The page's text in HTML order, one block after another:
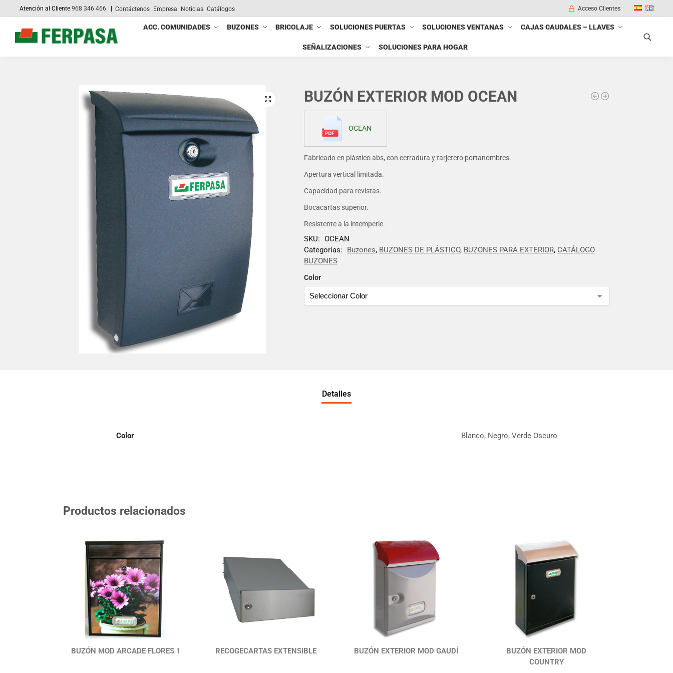
Atención al Cliente968 346 466 Contáctenos Empresa Noticias Catálogos Acceso Clientes
ACC. COMUNIDADES BUZONES BRICOLAJE SOLUCIONES PUERTAS SOLUCIONES VENTANAS CAJAS CAUDALES – LLAVES
SEÑALIZACIONES SOLUCIONES PARA HOGAR
Search
BUZÓN EXTERIOR MOD OCEAN
Color
SKU: OCEAN
Categorías:
Buzones, BUZONES DE PLÁSTICO, BUZONES PARA EXTERIOR, CATÁLOGO
BUZONES
OCEAN
Fabricado en plástico abs, con cerradura y tarjetero portanombres.
Apertura vertical limitada.
Capacidad para revistas.
Bocacartas superior.
Resistente a la intemperie.
Detalles
Color Blanco, Negro, Verde Oscuro
Productos relacionados
BUZÓN MOD ARCADE FLORES 1 RECOGECARTAS EXTENSIBLE BUZÓN EXTERIOR MOD GAUDÍ
BUZÓN EXTERIOR MOD
COUNTRY